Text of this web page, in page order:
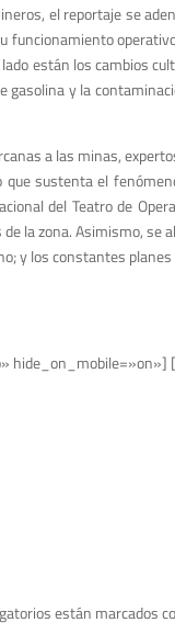
el reportaje se
funcionamiento
están los cambios
y la
a las minas,
sustenta el
del Teatro de
la zona. Asimismo, se
y los constantes
están marcados